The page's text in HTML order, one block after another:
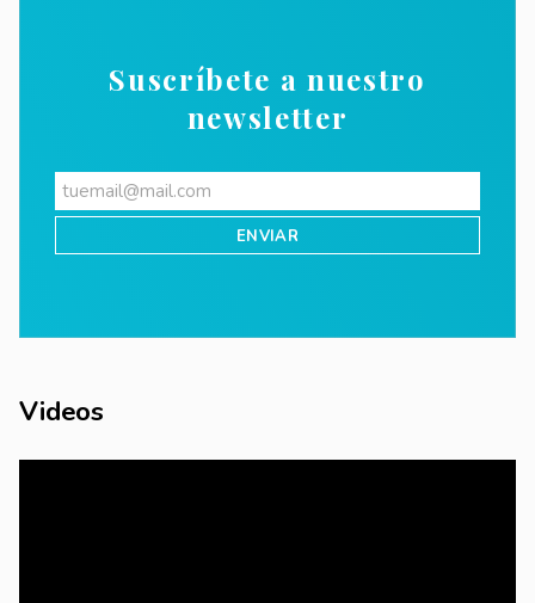
Suscríbete a nuestro
newsletter
Videos